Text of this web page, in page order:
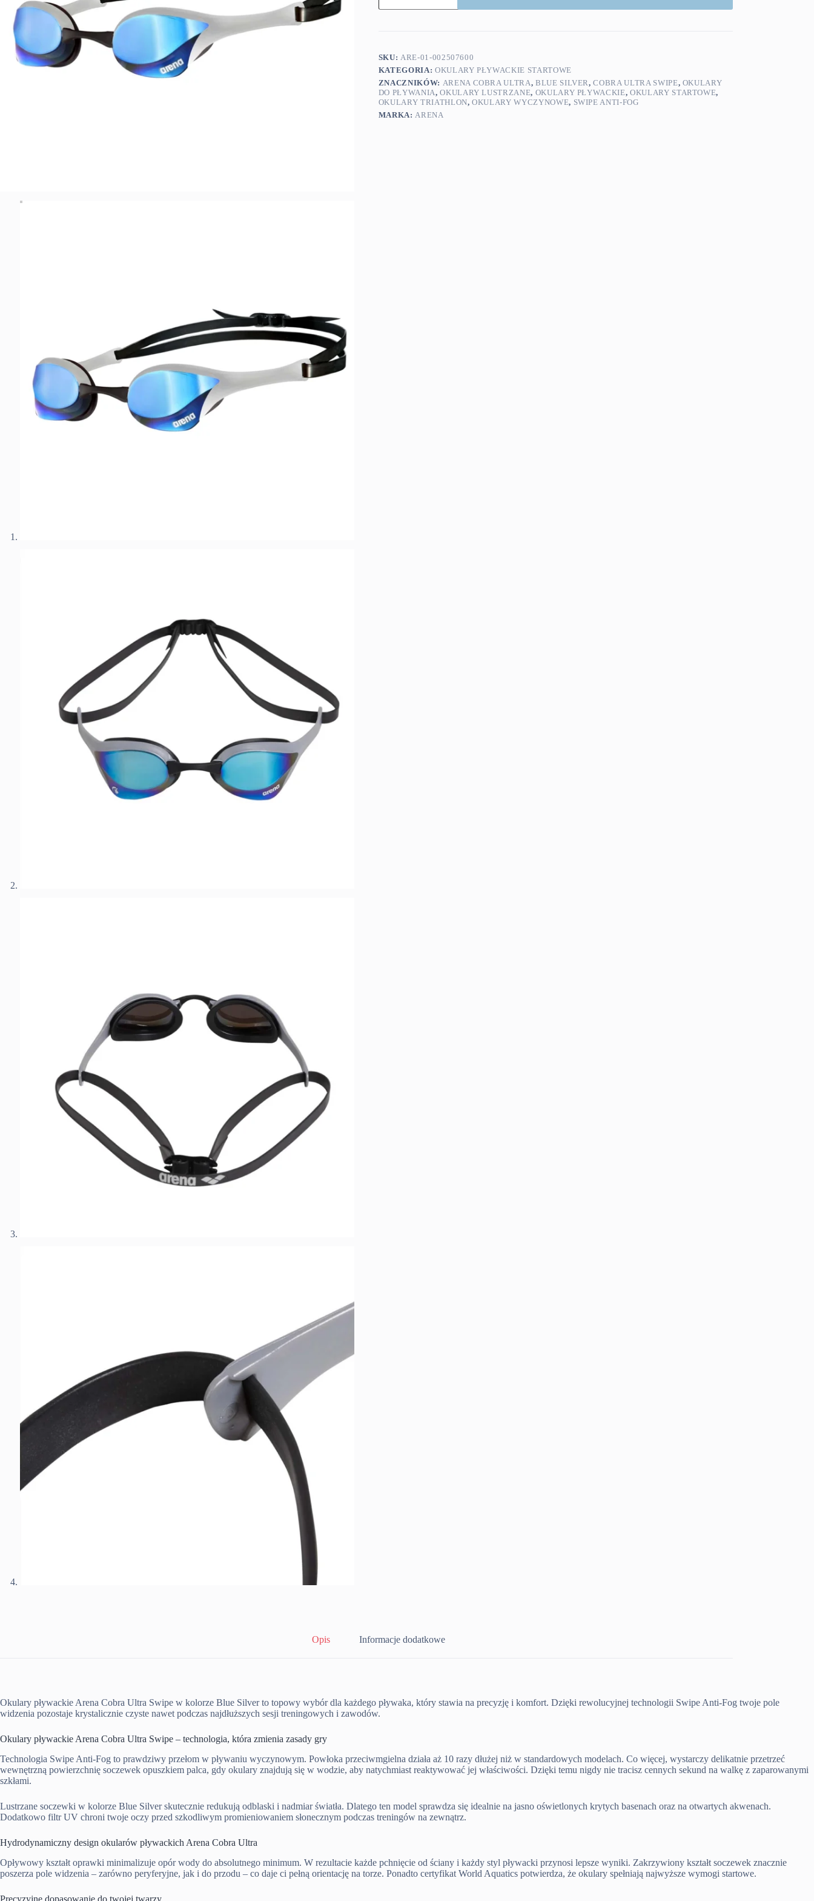
Cobra
Silver
SKU:ARE-01-002507600
KATEGORIA: OKULARY PŁYWACKIE STARTOWE
ZNACZNIKÓW: ARENA COBRA ULTRA, BLUE SILVER,COBRA ULTRA SWIPE, OKULARY
DO PŁYWANIA,OKULARY LUSTRZANE, OKULARY PŁYWACKIE,OKULARY STARTOWE,
OKULARY TRIATHLON,OKULARY WYCZYNOWE, SWIPE ANTI-FOG
MARKA:ARENA
Opis Informacje dodatkowe
Okulary pływackie Arena Cobra Ultra Swipe w kolorze Blue Silver to topowy wybór dla każdego pływaka, który stawia na precyzję i komfort. Dzięki rewolucyjnej technologii Swipe Anti-Fog twoje pole
widzenia pozostaje krystalicznie czyste nawet podczas najdłuższych sesji treningowych i zawodów.
Okulary pływackie Arena Cobra Ultra Swipe – technologia, która zmienia zasady gry
Technologia Swipe Anti-Fog to prawdziwy przełom w pływaniu wyczynowym. Powłoka przeciwmgielna działa aż 10 razy dłużej niż w standardowych modelach. Co więcej, wystarczy delikatnie przetrzeć
wewnętrzną powierzchnię soczewek opuszkiem palca, gdy okulary znajdują się w wodzie, aby natychmiast reaktywować jej właściwości. Dzięki temu nigdy nie tracisz cennych sekund na walkę z zaparowanymi
szkłami.
Lustrzane soczewki w kolorze Blue Silver skutecznie redukują odblaski i nadmiar światła. Dlatego ten model sprawdza się idealnie na jasno oświetlonych krytych basenach oraz na otwartych akwenach.
Dodatkowo filtr UV chroni twoje oczy przed szkodliwym promieniowaniem słonecznym podczas treningów na zewnątrz.
Hydrodynamiczny design okularów pływackich Arena Cobra Ultra
Opływowy kształt oprawki minimalizuje opór wody do absolutnego minimum. W rezultacie każde pchnięcie od ściany i każdy styl pływacki przynosi lepsze wyniki. Zakrzywiony kształt soczewek znacznie
poszerza pole widzenia – zarówno peryferyjne, jak i do przodu – co daje ci pełną orientację na torze. Ponadto certyfikat World Aquatics potwierdza, że okulary spełniają najwyższe wymogi startowe.
Precyzyjne dopasowanie do twojej twarzy